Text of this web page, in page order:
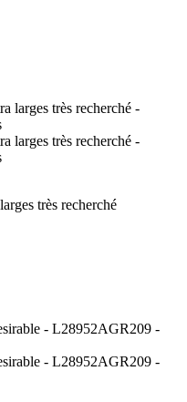
très recherché